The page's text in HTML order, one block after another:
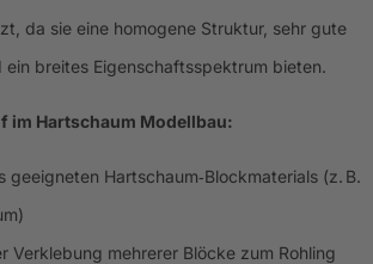
da sie eine homogene Struktur, sehr gute
breites Eigenschaftsspektrum bieten.
im Hartschaum Modellbau:
geeigneten Hartschaum‑Blockmaterials (z. B.
Verklebung mehrerer Blöcke zum Rohling